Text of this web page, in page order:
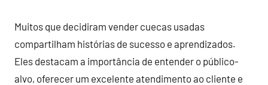
Muitos que decidiram vender cuecas usadas
compartilham histórias de sucesso e aprendizados.
Eles destacam a importância de entender o público-
alvo, oferecer um excelente atendimento ao cliente e